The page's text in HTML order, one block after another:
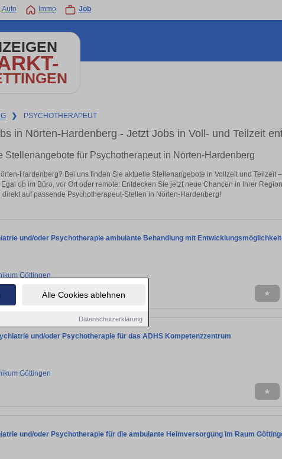
Alle Cookies ablehnen
Datenschutzerklärung
Auto Immo Job
❯ PSYCHOTHERAPEUT
in Nörten-Hardenberg - Jetzt Jobs in Voll- und Teilzeit
Stellenangebote für Psychotherapeut in Nörten-Hardenberg
Hardenberg? Bei uns finden Sie aktuelle Stellenangebote in Vollzeit und Teilzeit
ob im Büro, vor Ort oder remote: Entdecken Sie jetzt neue Chancen in Ihrer
direkt auf passende Psychotherapeut-Stellen in Nörten-Hardenberg!
und/oder Psychotherapie ambulante Behandlung mit
Göttingen
★
und/oder Psychotherapie für das ADHS Kompetenzzentrum
Göttingen
★
und/oder Psychotherapie für die ambulante Heimversorgung im Raum